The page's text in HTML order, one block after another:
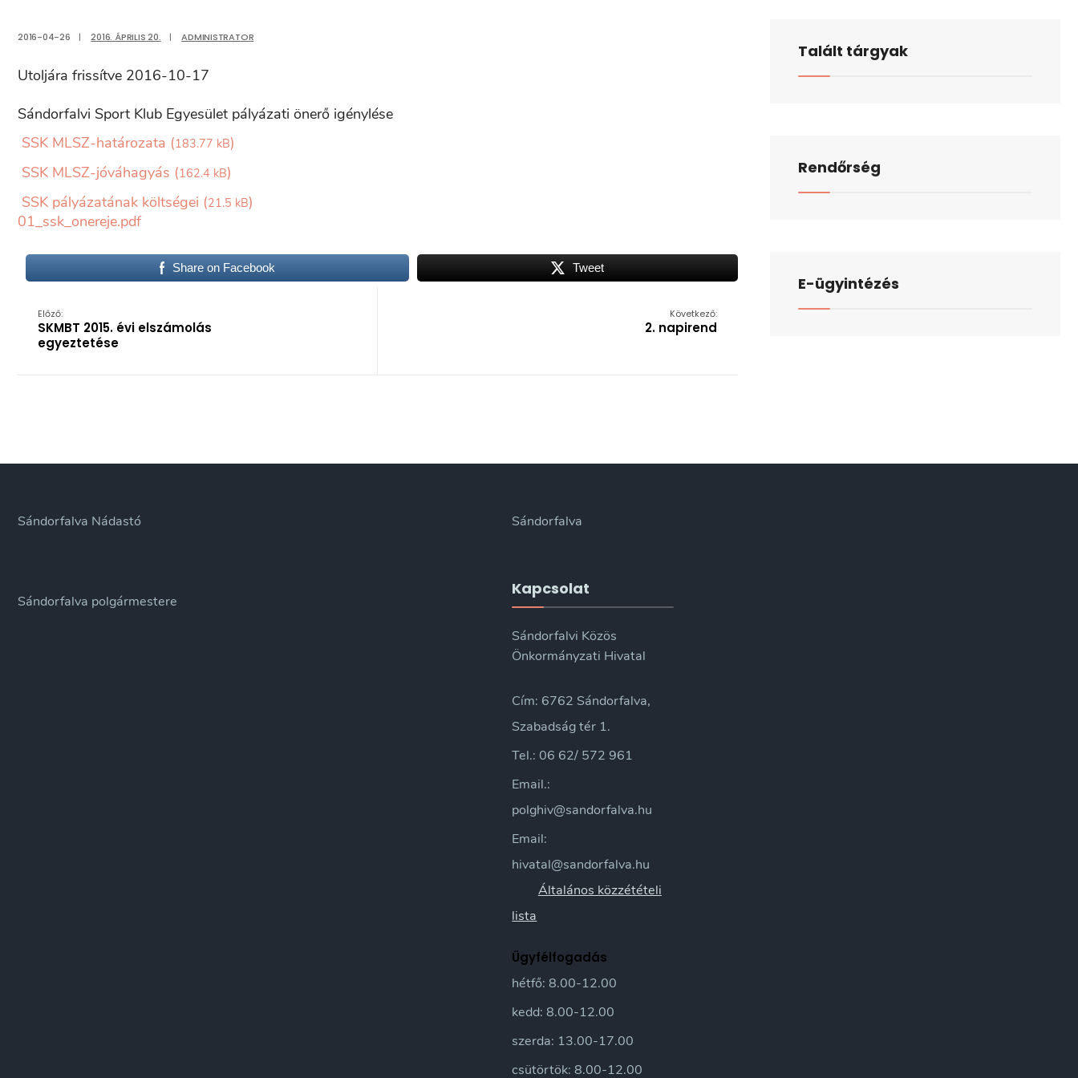
2016-04-26 | 2016. ÁPRILIS 20. | ADMINISTRATOR
Utoljára frissítve 2016-10-17
Sándorfalvi Sport Klub Egyesület pályázati önerő igénylése
SSK MLSZ-határozata (183.77 kB)
SSK MLSZ-jóváhagyás (162.4 kB)
SSK pályázatának költségei (21.5 kB)
01_ssk_onereje.pdf
Share on Facebook Tweet
Előző:
SKMBT 2015. évi elszámolás
egyeztetése
Következő:
2. napirend
Talált tárgyak
Rendőrség
E-ügyintézés
Sándorfalva Nádastó
Sándorfalva polgármestere
Sándorfalva
Kapcsolat
Sándorfalvi Közös
Önkormányzati Hivatal
Cím: 6762 Sándorfalva,
Szabadság tér 1.
Tel.: 06 62/ 572 961
Email.:
polghiv@sandorfalva.hu
Email:
hivatal@sandorfalva.hu
Általános közzétételi
lista
Ügyfélfogadás
hétfő: 8.00-12.00
kedd: 8.00-12.00
szerda: 13.00-17.00
csütörtök: 8.00-12.00